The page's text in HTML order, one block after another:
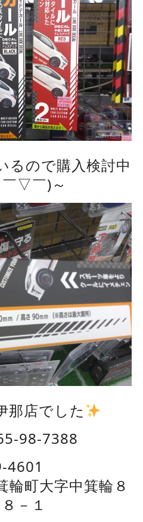
るので購入検討中
▽￣)～
那店でした
98-7388
4601
輪町大字中箕輪８
－１